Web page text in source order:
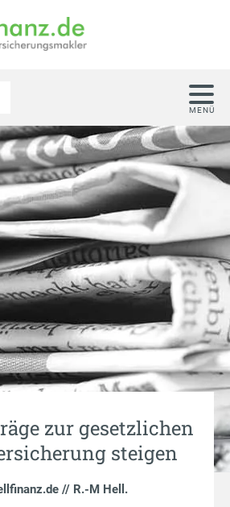
zur gesetzlichen
steigen
// R.-M Hell .